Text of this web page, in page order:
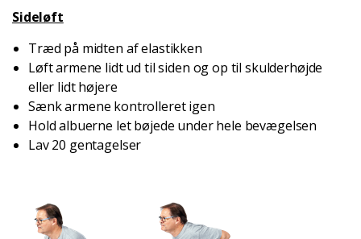
Sideløft
Træd på midten af elastikken
Løft armene lidt ud til siden og op til skulderhøjde
eller lidt højere
Sænk armene kontrolleret igen
Hold albuerne let bøjede under hele bevægelsen
Lav 20 gentagelser